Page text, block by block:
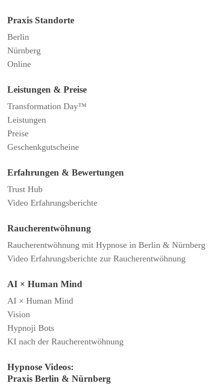
Praxis Standorte
Berlin
Nürnberg
Online
Leistungen & Preise
Transformation Day™
Leistungen
Preise
Geschenkgutscheine
Erfahrungen & Bewertungen
Trust Hub
Video Erfahrungsberichte
Raucherentwöhnung
Raucherentwöhnung mit Hypnose in Berlin & Nürnberg
Video Erfahrungsberichte zur Raucherentwöhnung
AI × Human Mind
AI × Human Mind
Vision
Hypnoji Bots
KI nach der Raucherentwöhnung
Hypnose Videos:
Praxis Berlin & Nürnberg